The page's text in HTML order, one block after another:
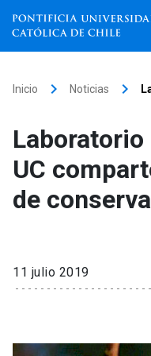
Facultades, escuelas e
institutos
Investigación
Extensión
Inicio keyboard_arrow_right Noticias keyboard_arrow_right
UC
de
11 julio 2019